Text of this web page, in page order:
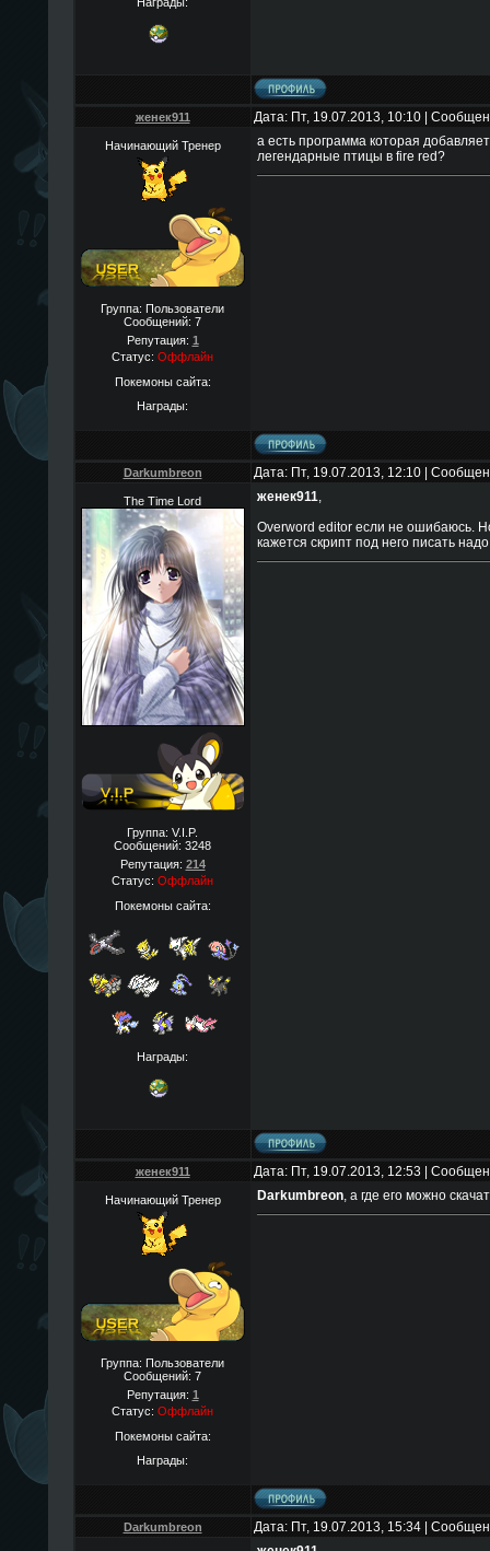
женек911 Дата: Пт, 19.07.2013, 10:10 |
Начинающий Тренер
Группа: Пользователи
Сообщений: 7
Репутация: 1
Статус: Оффлайн
Покемоны сайта:
Награды:
а есть программа которая
легендарные птицы в fire red?
Darkumbreon Дата: Пт, 19.07.2013, 12:10 |
The Time Lord
Группа: V.I.P.
Сообщений: 3248
Репутация: 214
Статус: Оффлайн
Покемоны сайта:
Награды:
женек911,
Overword editor если не ошибаюсь.
кажется скрипт под него писать
женек911 Дата: Пт, 19.07.2013, 12:53 |
Начинающий Тренер
Группа: Пользователи
Сообщений: 7
Репутация: 1
Статус: Оффлайн
Покемоны сайта:
Награды:
Darkumbreon, а где его можно
Darkumbreon Дата: Пт, 19.07.2013, 15:34 |